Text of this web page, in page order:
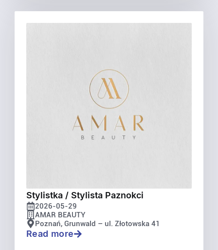
Stylistka / Stylista Paznokci
2026-05-29
AMAR BEAUTY
Poznań, Grunwald – ul. Złotowska 41
Read more